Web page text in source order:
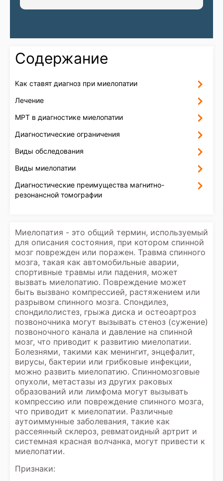
Содержание
Как ставят диагноз при миелопатии
Лечение
МРТ в диагностике миелопатии
Диагностические ограничения
Виды обследования
Виды миелопатии
Диагностические преимущества магнитно-
резонансной томографии
Миелопатия - это общий термин, используемый
для описания состояния, при котором спинной
мозг поврежден или поражен. Травма спинного
мозга, такая как автомобильные аварии,
спортивные травмы или падения, может
вызвать миелопатию. Повреждение может
быть вызвано компрессией, растяжением или
разрывом спинного мозга. Спондилез,
спондилолистез, грыжа диска и остеоартроз
позвоночника могут вызывать стеноз (сужение)
позвоночного канала и давление на спинной
мозг, что приводит к развитию миелопатии.
Болезнями, такими как менингит, энцефалит,
вирусы, бактерии или грибковые инфекции,
можно развить миелопатию. Спинномозговые
опухоли, метастазы из других раковых
образований или лимфома могут вызывать
компрессию или повреждение спинного мозга,
что приводит к миелопатии. Различные
аутоиммунные заболевания, такие как
рассеянный склероз, ревматоидный артрит и
системная красная волчанка, могут привести к
миелопатии.
Признаки: